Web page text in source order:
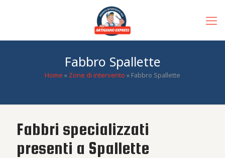
Fabbro Spallette
Home » Zone di intervento » Fabbro Spallette
Fabbri specializzati
presenti a Spallette